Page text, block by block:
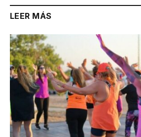
LEER MÁS